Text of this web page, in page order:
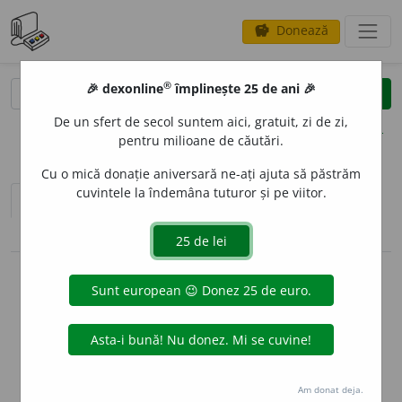
savings Donează
clear
opțiuni
sinteza definițiilor (1)
definiții (20)
info
info
Aceste definiții sunt compilate de
echipa dexonline. Definițiile
originale se află pe filadefiniții.
Puteți reordona filele pe pagina de
🎉 dexonline® împlinește 25 de ani 🎉
De un sfert de secol suntem aici, gratuit, zi de zi,
pentru milioane de căutări.
Cu o mică donație aniversară ne-ați ajuta să păstrăm
cuvintele la îndemâna tuturor și pe viitor.
Am donat deja.